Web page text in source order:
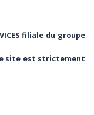
filiale du groupe
site est strictement